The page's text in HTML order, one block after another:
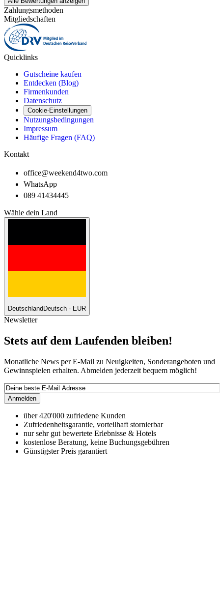
Zahlungsmethoden
Mitgliedschaften
Quicklinks
Gutscheine kaufen
Entdecken (Blog)
Firmenkunden
Datenschutz
Cookie-Einstellungen
Nutzungsbedingungen
Impressum
Häufige Fragen (FAQ)
Kontakt
office@weekend4two.com
WhatsApp
089 41434445
Wähle dein Land
Deutschland Deutsch - EUR
Newsletter
Stets auf dem Laufenden bleiben!
Monatliche News per E-Mail zu Neuigkeiten, Sonderangeboten und
Gewinnspielen erhalten. Abmelden jederzeit bequem möglich!
Anmelden
über 420'000 zufriedene Kunden
Zufriedenheitsgarantie, vorteilhaft stornierbar
nur sehr gut bewertete Erlebnisse & Hotels
kostenlose Beratung, keine Buchungsgebühren
Günstigster Preis garantiert